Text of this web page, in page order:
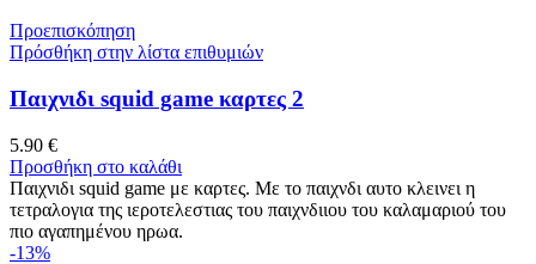
Προεπισκόπηση
Πρόσθήκη στην λίστα επιθυμιών
Παιχνιδι squid game καρτες 2
5.90 €
Προσθήκη στο καλάθι
Παιχνιδι squid game με καρτες. Με το παιχνδι αυτο κλεινει η
τετραλογια της ιεροτελεστιας του παιχνδιιου του καλαμαριού του
πιο αγαπημένου ηρωα.
-13%